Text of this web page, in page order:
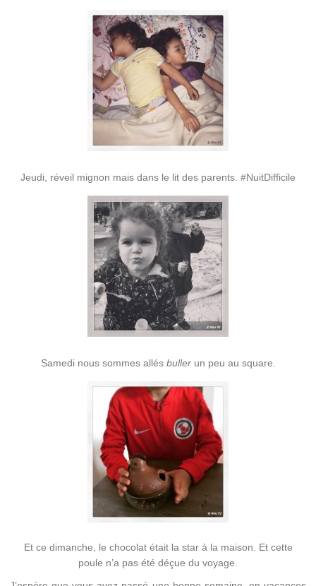
Jeudi, réveil mignon mais dans le lit des parents. #NuitDifficile
Samedi nous sommes allés bullerun peu au square.
Et ce dimanche, le chocolat était la star à la maison. Et cette
poule n’a pas été déçue du voyage.